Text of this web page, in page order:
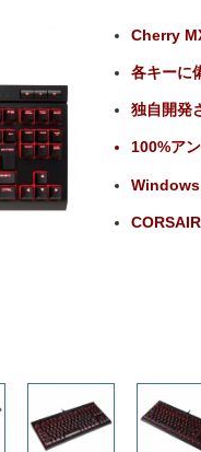
Cherry
各キーに
独自開発
100%ア
Windows